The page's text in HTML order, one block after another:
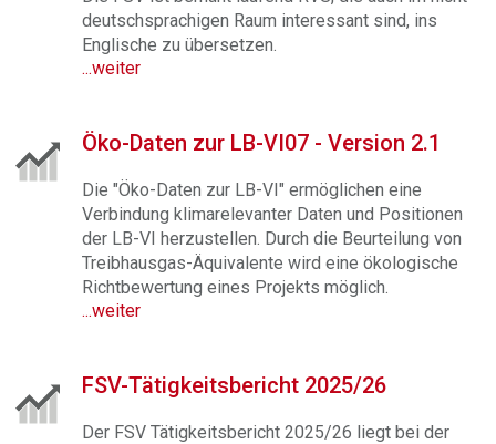
deutschsprachigen Raum interessant sind, ins
Englische zu übersetzen.
...weiter
Öko-Daten zur LB-VI07 - Version 2.1
Die "Öko-Daten zur LB-VI" ermöglichen eine
Verbindung klimarelevanter Daten und Positionen
der LB-VI herzustellen. Durch die Beurteilung von
Treibhausgas-Äquivalente wird eine ökologische
Richtbewertung eines Projekts möglich.
...weiter
FSV-Tätigkeitsbericht 2025/26
Der FSV Tätigkeitsbericht 2025/26 liegt bei der